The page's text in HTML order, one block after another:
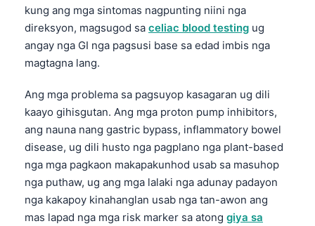
kung ang mga sintomas nagpunting niini nga
direksyon, magsugod sa celiac blood testing ug
angay nga GI nga pagsusi base sa edad imbis nga
magtagna lang.
Ang mga problema sa pagsuyop kasagaran ug dili
kaayo gihisgutan. Ang mga proton pump inhibitors,
ang nauna nang gastric bypass, inflammatory bowel
disease, ug dili husto nga pagplano nga plant-based
nga mga pagkaon makapakunhod usab sa masuhop
nga puthaw, ug ang mga lalaki nga adunay padayon
nga kakapoy kinahanglan usab nga tan-awon ang
mas lapad nga mga risk marker sa atong giya sa
Galego
Latviešu valoda
Македонски јазик
Euskara
Occitan
Afrikaans
Монгол
ພາສາລາວ